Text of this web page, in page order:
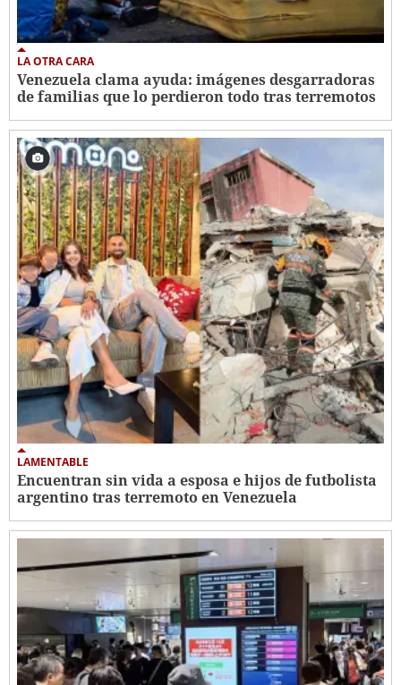
LA OTRA CARA
Venezuela clama ayuda: imágenes desgarradoras
de familias que lo perdieron todo tras terremotos
LAMENTABLE
Encuentran sin vida a esposa e hijos de futbolista
argentino tras terremoto en Venezuela